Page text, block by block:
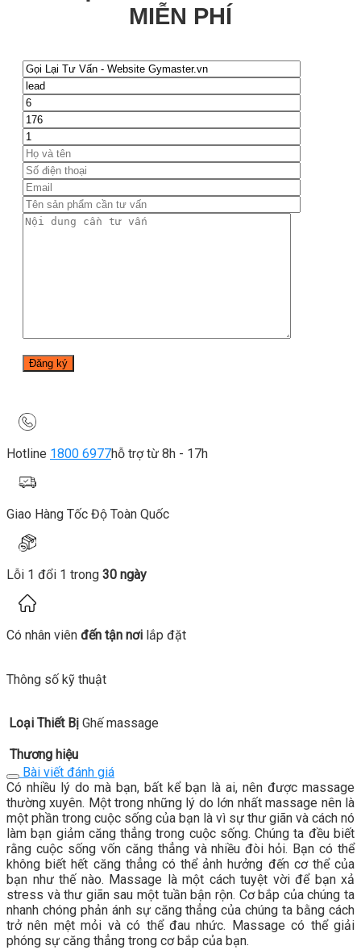
MIỄN PHÍ
Hotline 1800 6977hỗ trợ từ 8h - 17h
Giao Hàng Tốc Độ Toàn Quốc
Lỗi 1 đổi 1 trong 30 ngày
Có nhân viên đến tận nơi lắp đặt
Thông số kỹ thuật
Loại Thiết Bị Ghế massage
Thương hiệu
Bài viết đánh giá
Có nhiều lý do mà bạn, bất kể bạn là ai, nên được massage
thường xuyên. Một trong những lý do lớn nhất massage nên là
một phần trong cuộc sống của bạn là vì sự thư giãn và cách nó
làm bạn giảm căng thẳng trong cuộc sống. Chúng ta đều biết
rằng cuộc sống vốn căng thẳng và nhiều đòi hỏi. Bạn có thể
không biết hết căng thẳng có thể ảnh hưởng đến cơ thể của
bạn như thế nào. Massage là một cách tuyệt vời để bạn xả
stress và thư giãn sau một tuần bận rộn. Cơ bắp của chúng ta
nhanh chóng phản ánh sự căng thẳng của chúng ta bằng cách
trở nên mệt mỏi và có thể đau nhức. Massage có thể giải
phóng sự căng thẳng trong cơ bắp của bạn.